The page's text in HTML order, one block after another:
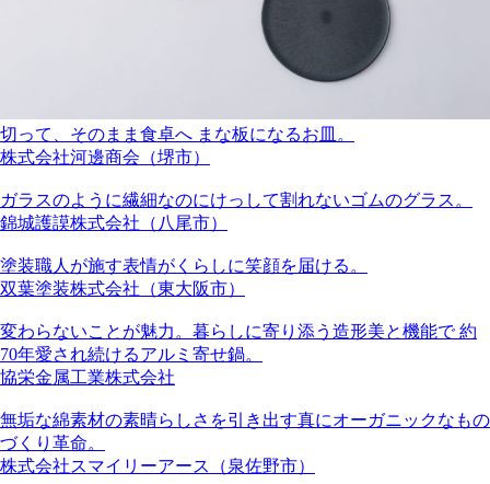
切って、そのまま食卓へ まな板になるお皿。
株式会社河邊商会（堺市）
ガラスのように繊細なのにけっして割れないゴムのグラス。
錦城護謨株式会社（八尾市）
塗装職人が施す表情がくらしに笑顔を届ける。
双葉塗装株式会社（東大阪市）
変わらないことが魅力。暮らしに寄り添う造形美と機能で 約
70年愛され続けるアルミ寄せ鍋。
協栄金属工業株式会社
無垢な綿素材の素晴らしさを引き出す真にオーガニックなもの
づくり革命。
株式会社スマイリーアース（泉佐野市）